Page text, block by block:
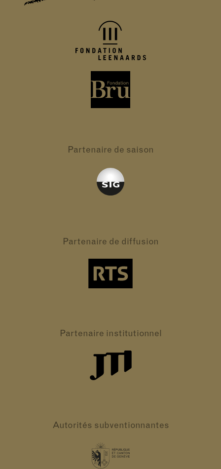
Partenaire de saison
Partenaire de diffusion
Partenaire institutionnel
Autorités subventionnantes